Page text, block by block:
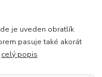
je uveden obratlík
pasuje také akorát
celý popis